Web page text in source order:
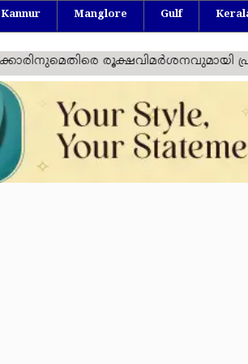
Kannur Manglore Gulf